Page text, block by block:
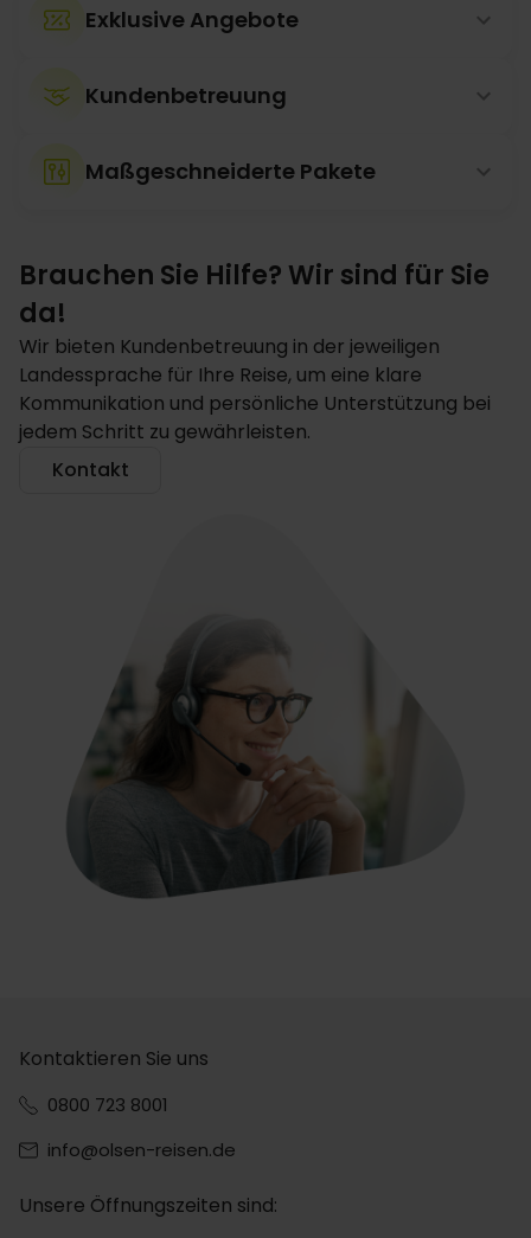
Exklusive Angebote
Kundenbetreuung
Maßgeschneiderte Pakete
Brauchen Sie Hilfe? Wir sind für Sie
da!
Wir bieten Kundenbetreuung in der jeweiligen
Landessprache für Ihre Reise, um eine klare
Kommunikation und persönliche Unterstützung bei
jedem Schritt zu gewährleisten.
Kontakt
Kontaktieren Sie uns
0800 723 8001
info@olsen-reisen.de
Unsere Öffnungszeiten sind: